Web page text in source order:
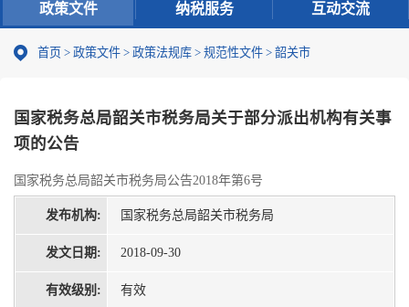
政策文件 纳税服务 互动交流
首页 > 政策文件 > 政策法规库 > 规范性文件 > 韶关市
国家税务总局韶关市税务局关于部分派出机构有关事
项的公告
国家税务总局韶关市税务局公告2018年第6号
发布机构: 国家税务总局韶关市税务局
发文日期: 2018-09-30
有效级别: 有效